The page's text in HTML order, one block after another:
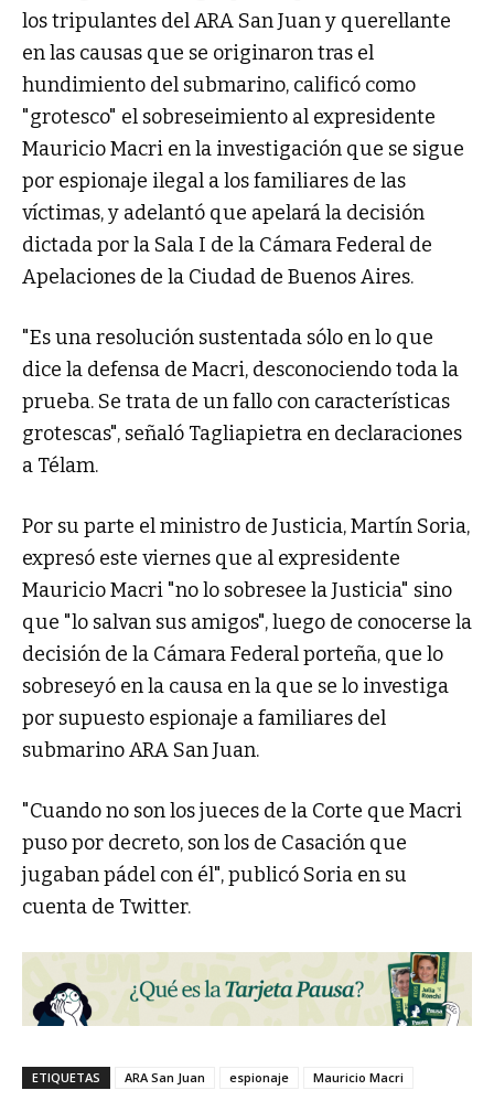
los tripulantes del ARA San Juan y querellante
en las causas que se originaron tras el
hundimiento del submarino, calificó como
"grotesco" el sobreseimiento al expresidente
Mauricio Macri en la investigación que se sigue
por espionaje ilegal a los familiares de las
víctimas, y adelantó que apelará la decisión
dictada por la Sala I de la Cámara Federal de
Apelaciones de la Ciudad de Buenos Aires.
"Es una resolución sustentada sólo en lo que
dice la defensa de Macri, desconociendo toda la
prueba. Se trata de un fallo con características
grotescas", señaló Tagliapietra en declaraciones
a Télam.
Por su parte el ministro de Justicia, Martín Soria,
expresó este viernes que al expresidente
Mauricio Macri "no lo sobresee la Justicia" sino
que "lo salvan sus amigos", luego de conocerse la
decisión de la Cámara Federal porteña, que lo
sobreseyó en la causa en la que se lo investiga
por supuesto espionaje a familiares del
submarino ARA San Juan.
"Cuando no son los jueces de la Corte que Macri
puso por decreto, son los de Casación que
jugaban pádel con él", publicó Soria en su
cuenta de Twitter.
ETIQUETAS ARA San Juan espionaje Mauricio Macri